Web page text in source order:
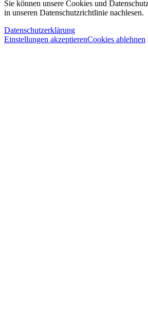
Sie können unsere Cookies und
in unseren Datenschutzrichtlinie nachlesen.
Datenschutzerklärung
Einstellungen akzeptierenCookies ablehnen